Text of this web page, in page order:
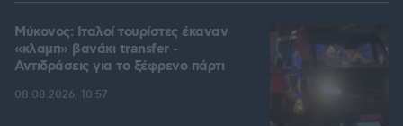
Μύκονος: Ιταλοί τουρίστες έκαναν
«κλαμπ» βανάκι transfer -
Αντιδράσεις για το ξέφρενο πάρτι
08.08.2026, 10:57